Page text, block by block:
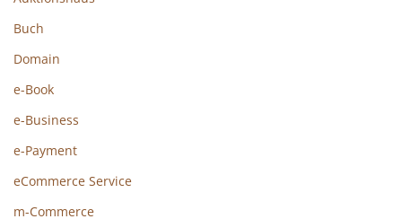
Buch
Domain
e-Book
e-Business
e-Payment
eCommerce Service
m-Commerce